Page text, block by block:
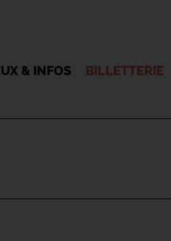
& INFOS BILLETTERIE